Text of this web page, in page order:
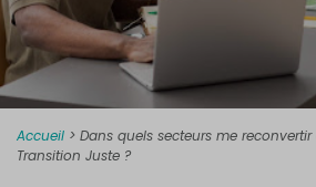
Accueil > Dans quels secteurs me
Transition Juste ?